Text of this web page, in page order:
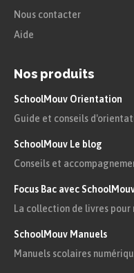
Le cyclope
Poséidon, le
C’est après la
que Ulysse, accueilli
mésaventure chez
Nous contacter
Aide
Nos produits
SchoolMouv Orientation
Guide et conseils
SchoolMouv Le blog
Conseils et
Focus Bac avec
La collection de livres
SchoolMouv Manuels
Manuels scolaires